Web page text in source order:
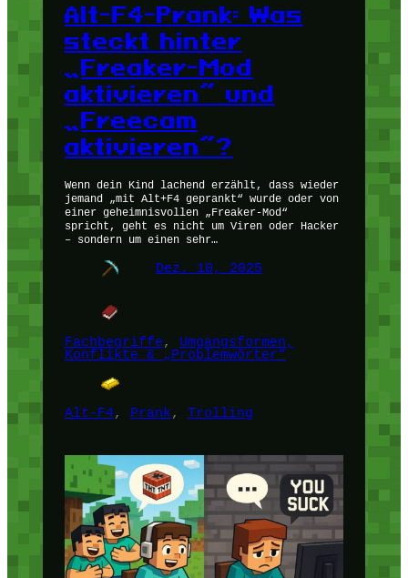
Alt-F4-Prank: Was
steckt hinter
„Freaker-Mod
aktivieren“ und
„Freecam
aktivieren“?
Wenn dein Kind lachend erzählt, dass wieder
jemand „mit Alt+F4 geprankt“ wurde oder von
einer geheimnisvollen „Freaker-Mod“
spricht, geht es nicht um Viren oder Hacker
– sondern um einen sehr…
Dez. 10, 2025
Fachbegriffe, Umgangsformen,
Konflikte & „Problemwörter“
Alt-F4, Prank, Trolling